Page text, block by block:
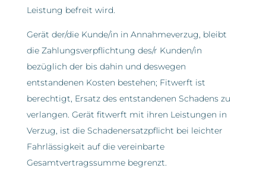
Leistung befreit wird.
Gerät der/die Kunde/in in Annahmeverzug, bleibt
die Zahlungsverpflichtung des/r Kunden/in
bezüglich der bis dahin und deswegen
entstandenen Kosten bestehen; Fitwerft ist
berechtigt, Ersatz des entstandenen Schadens zu
verlangen. Gerät fitwerft mit ihren Leistungen in
Verzug, ist die Schadenersatzpflicht bei leichter
Fahrlässigkeit auf die vereinbarte
Gesamtvertragssumme begrenzt.